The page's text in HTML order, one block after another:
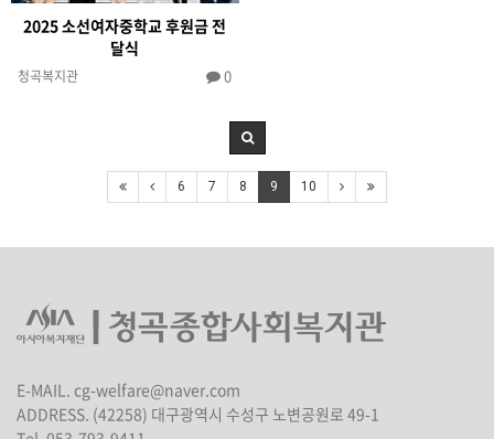
2025 소선여자중학교 후원금 전
달식
청곡복지관 0
6 7 8 9 10
E-MAIL. cg-welfare@naver.com
ADDRESS. (42258) 대구광역시 수성구 노변공원로 49-1